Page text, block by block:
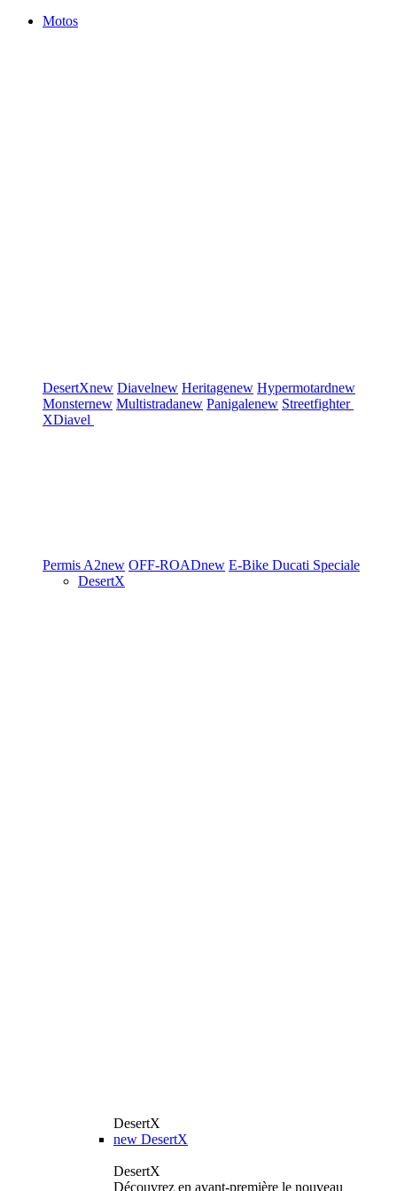
Motos
DesertXnew Diavelnew Heritagenew Hypermotardnew
Monsternew Multistradanew Panigalenew Streetfighter
XDiavel
Permis A2new OFF-ROADnew E-Bike Ducati Speciale
DesertX
DesertX
new DesertX
DesertX
Découvrez en avant-première le nouveau